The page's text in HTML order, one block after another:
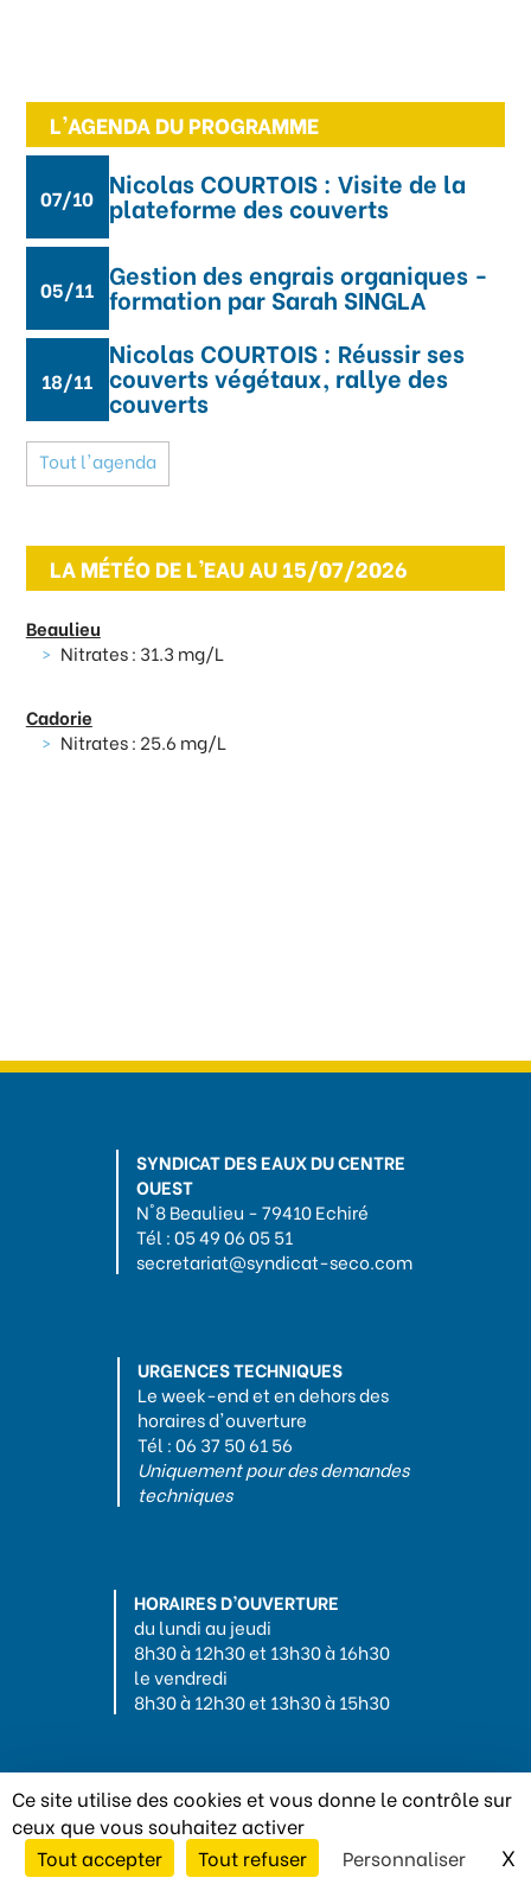
Ce site utilise des cookies et vous donne le contrôle sur
ceux que vous souhaitez activer
Tout accepter
Tout refuser Personnaliser X
L'AGENDA DU PROGRAMME
07/10 Nicolas COURTOIS : Visite de la
plateforme des couverts
05/11 Gestion des engrais organiques -
formation par Sarah SINGLA
18/11
Nicolas COURTOIS : Réussir ses
couverts végétaux, rallye des
couverts
Tout l'agenda
LA MÉTÉO DE L'EAU AU 15/07/2026
Beaulieu
Nitrates : 31.3 mg/L
Cadorie
Nitrates : 25.6 mg/L
SYNDICAT DES EAUX DU CENTRE
OUEST
N°8 Beaulieu - 79410 Echiré
Tél : 05 49 06 05 51
secretariat@syndicat-seco.com
URGENCES TECHNIQUES
Le week-end et en dehors des
horaires d'ouverture
Tél : 06 37 50 61 56
Uniquement pour des demandes
techniques
HORAIRES D’OUVERTURE
du lundi au jeudi
8h30 à 12h30 et 13h30 à 16h30
le vendredi
8h30 à 12h30 et 13h30 à 15h30
Mentions légales-Politique de confidentialité
Tabula Rasa